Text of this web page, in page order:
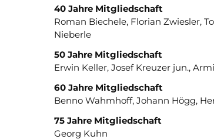
40 Jahre Mitgliedschaft
Roman Biechele, Florian Zwiesler,
Nieberle
50 Jahre Mitgliedschaft
Erwin Keller, Josef Kreuzer jun.,
60 Jahre Mitgliedschaft
Benno Wahmhoff, Johann Högg,
75 Jahre Mitgliedschaft
Georg Kuhn